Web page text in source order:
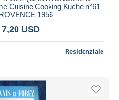
Cuisine Cooking Kuche n°61
1956
7,20 USD
Residenziale